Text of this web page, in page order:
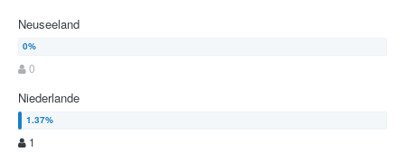
Neuseeland
0
Niederlande
1